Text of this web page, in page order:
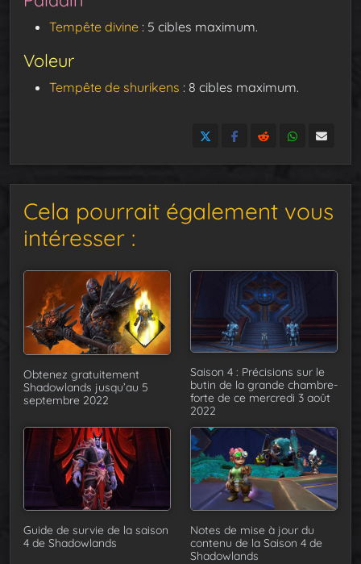
Tempête divine : 5 cibles maximum.
Voleur
Tempête de shurikens : 8 cibles maximum.
Cela pourrait également vous
intéresser :
Obtenez gratuitement
Shadowlands jusqu’au 5
septembre 2022
Saison 4 : Précisions sur le
butin de la grande chambre-
forte de ce mercredi 3 août
2022
Guide de survie de la saison
4 de Shadowlands
Notes de mise à jour du
contenu de la Saison 4 de
Shadowlands